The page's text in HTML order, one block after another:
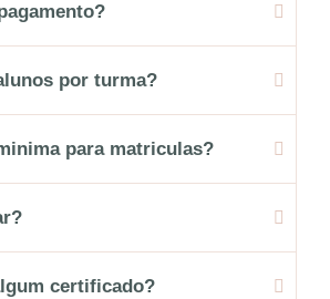
por turma?
para matriculas?
certificado?